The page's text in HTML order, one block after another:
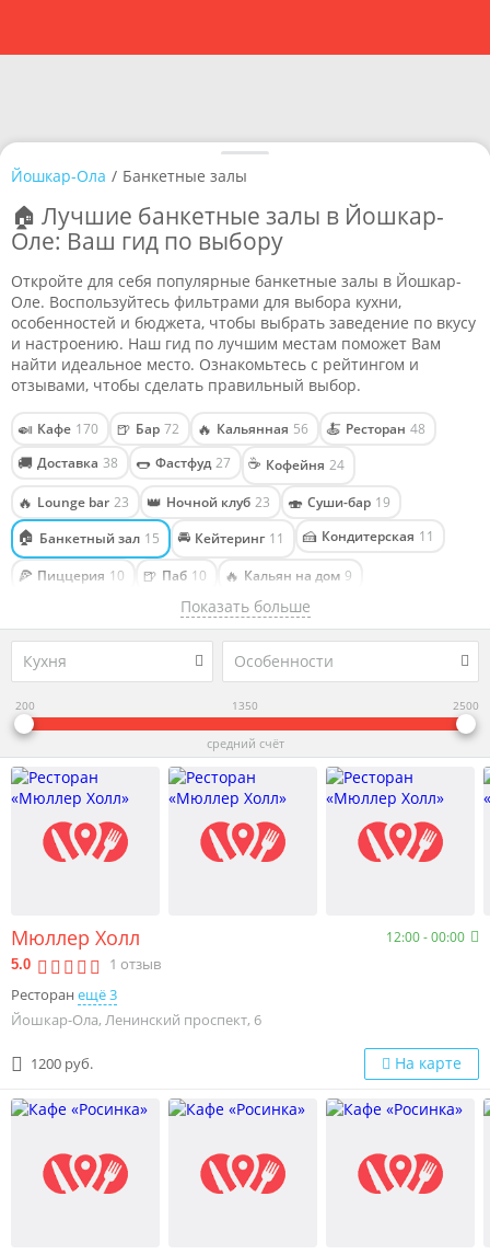
Йошкар-Ола / Банкетные залы
🏠 Лучшие банкетные залы в Йошкар-
Оле: Ваш гид по выбору
Откройте для себя популярные банкетные залы в Йошкар-
Оле. Воспользуйтесь фильтрами для выбора кухни,
особенностей и бюджета, чтобы выбрать заведение по вкусу
и настроению. Наш гид по лучшим местам поможет Вам
найти идеальное место. Ознакомьтесь с рейтингом и
отзывами, чтобы сделать правильный выбор.
🍛 Кафе 170 🍺 Бар 72 🔥 Кальянная 56 🍝 Ресторан 48
🚚 Доставка 38 🌭 Фастфуд 27 ☕ Кофейня 24
🔥 Lounge bar 23 👑 Ночной клуб 23 🍣 Суши-бар 19
🏠 Банкетный зал 15 🚘 Кейтеринг 11 🍰 Кондитерская 11
🍕 Пиццерия 10 🍺 Паб 10 🔥 Кальян на дом 9
Караоке-бар 8 🥧 Кулинария
🔥 Lounge cafe 6 🎬 Антикафе 5 🎱 Бильярдный клуб 5
🥣 Столовая 5 🍻 Спорт-бар 4 🥨 Пекарня 4 ♣ Частный клуб 3
🎨 Арт-кафе 2 🎤 Караоке-клуб 2 🍺 Таверна 1
Показать больше
Кухня Особенности
200 1350 2500
средний счёт
Мюллер Холл 12:00 - 00:00
5.0 1 отзыв
Ресторан ещё 3
Йошкар-Ола, Ленинский проспект, 6
1200 руб. На карте